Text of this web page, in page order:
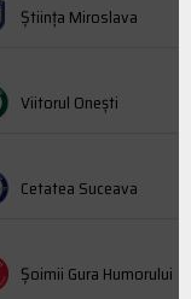
Știința Miroslava
Viitorul Onești
Cetatea Suceava
Şoimii Gura Humorului